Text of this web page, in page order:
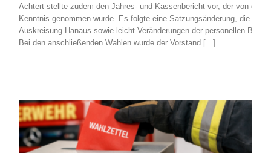
Achtert stellte zudem den Jahres- und Kassenbericht vor, der von den
Kenntnis genommen wurde. Es folgte eine Satzungsänderung, die im
Auskreisung Hanaus sowie leicht Veränderungen der personellen
Bei den anschließenden Wahlen wurde der Vorstand [...]